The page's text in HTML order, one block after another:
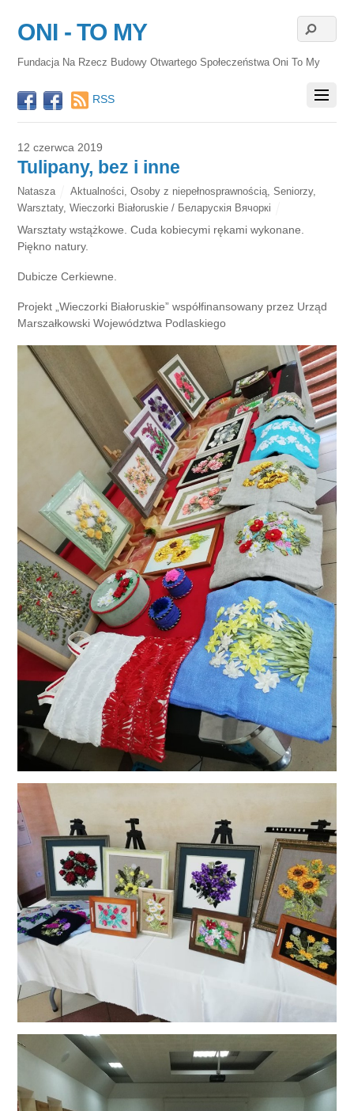
ONI - TO MY
Fundacja Na Rzecz Budowy Otwartego Społeczeństwa Oni To My
RSS
12 czerwca 2019
Tulipany, bez i inne
Natasza Aktualności Osoby z niepełnosprawnością Seniorzy,
Warsztaty,Wieczorki Białoruskie / Беларускія Вячоркі
Warsztaty wstążkowe. Cuda kobiecymi rękami wykonane.
Piękno natury.
Dubicze Cerkiewne.
Projekt „Wieczorki Białoruskie” współfinansowany przez Urząd
Marszałkowski Województwa Podlaskiego